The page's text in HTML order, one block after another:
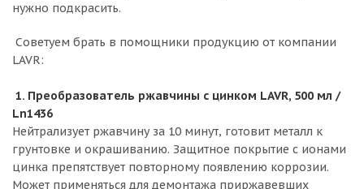
нужно подкрасить.
Советуем брать в помощники продукцию от компании
LAVR:
1. Преобразователь ржавчины с цинком LAVR, 500 мл /
Ln1436
Нейтрализует ржавчину за 10 минут, готовит металл к
грунтовке и окрашиванию. Защитное покрытие с ионами
цинка препятствует повторному появлению коррозии.
Может применяться для демонтажа приржавевших